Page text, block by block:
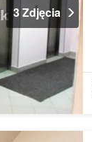
3 Zdjęcia